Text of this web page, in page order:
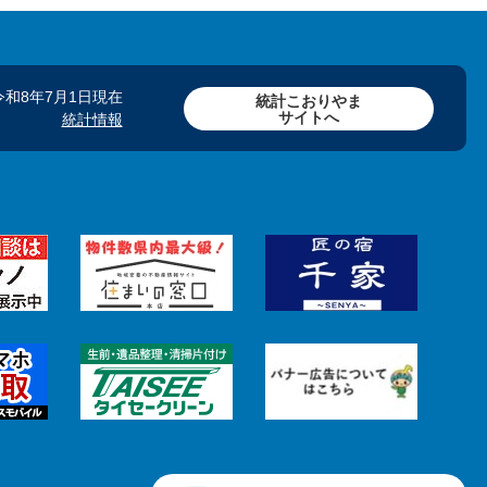
和8年7月1日現在
統計情報
統計こおりやま
サイトへ